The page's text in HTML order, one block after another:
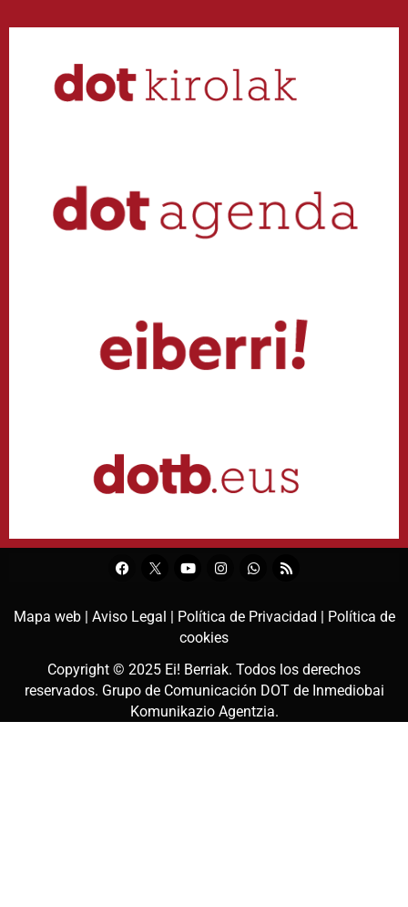
Mapa web | Aviso Legal | Política de Privacidad | Política de
cookies
Copyright © 2025 Ei! Berriak. Todos los derechos
reservados. Grupo de Comunicación DOT de Inmediobai
Komunikazio Agentzia.